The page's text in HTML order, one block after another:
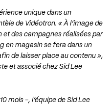
unique dans un
de Vidéotron. « À l’image de
et des campagnes réalisées par
en magasin se fera dans un
de laisser place au contenu »,
et associé chez Sid Lee
mois -, l’équipe de Sid Lee